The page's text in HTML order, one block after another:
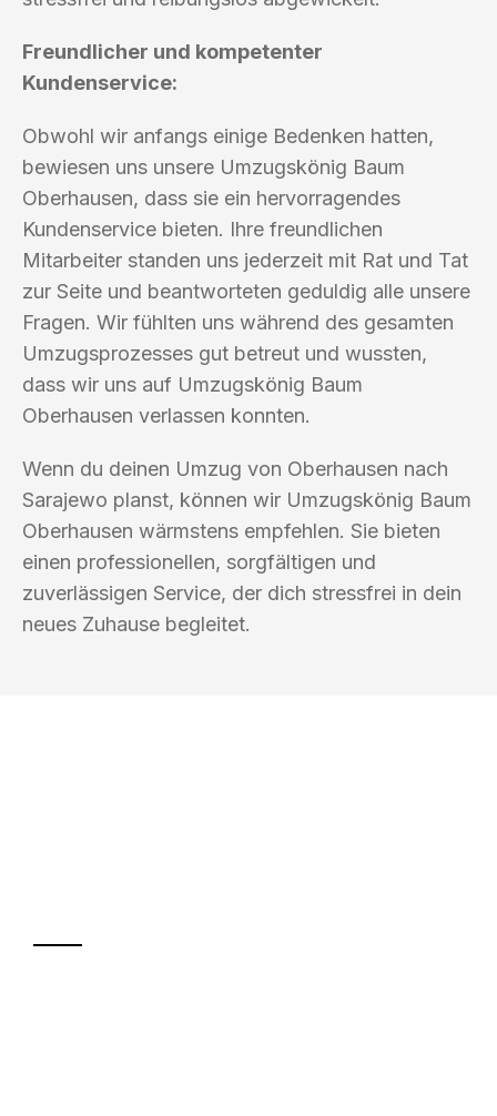
Freundlicher und kompetenter
Kundenservice:
Obwohl wir anfangs einige Bedenken hatten,
bewiesen uns unsere Umzugskönig Baum
Oberhausen, dass sie ein hervorragendes
Kundenservice bieten. Ihre freundlichen
Mitarbeiter standen uns jederzeit mit Rat und Tat
zur Seite und beantworteten geduldig alle unsere
Fragen. Wir fühlten uns während des gesamten
Umzugsprozesses gut betreut und wussten,
dass wir uns auf Umzugskönig Baum
Oberhausen verlassen konnten.
Wenn du deinen Umzug von Oberhausen nach
Sarajewo planst, können wir Umzugskönig Baum
Oberhausen wärmstens empfehlen. Sie bieten
einen professionellen, sorgfältigen und
zuverlässigen Service, der dich stressfrei in dein
neues Zuhause begleitet.